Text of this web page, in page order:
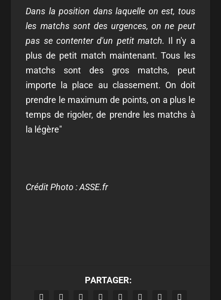
Dans la position dans laquelle on est, tous
les matchs sont des urgences, on ne peut
pas se contenter d'un petit match. Il n'y a
plus de petit match maintenant. Tous les
matchs sont des gros matchs, peut
importe la place au classement. On doit
prendre le maximum de points, on a plus le
temps de rigoler, de prendre les matchs à
la légère"
Crédit Photo : ASSE.fr
PARTAGER: